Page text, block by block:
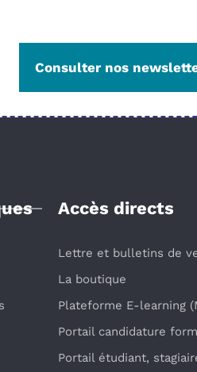
Consulter nos
Accès directs
Lettre et bulletins de
La boutique
Plateforme E-learning
Portail candidature
Portail étudiant,